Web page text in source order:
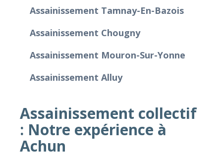
Assainissement Tamnay-En-Bazois
Assainissement Chougny
Assainissement Mouron-Sur-Yonne
Assainissement Alluy
Assainissement collectif
: Notre expérience à
Achun